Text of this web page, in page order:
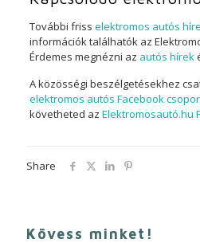
További friss elektromos autós
információk találhatók az
Érdemes megnézni az autós hírek
A közösségi beszélgetésekhez
elektromos autós Facebook
követheted az Elektromosautó.hu
Share
Kövess minket!